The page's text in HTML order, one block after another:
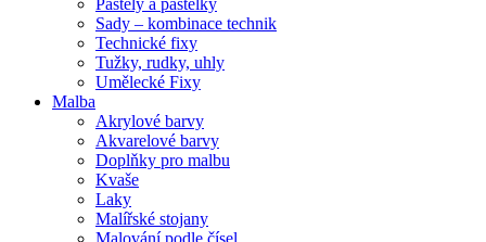
Pastely a pastelky
Sady – kombinace technik
Technické fixy
Tužky, rudky, uhly
Umělecké Fixy
Malba
Akrylové barvy
Akvarelové barvy
Doplňky pro malbu
Kvaše
Laky
Malířské stojany
Malování podle čísel